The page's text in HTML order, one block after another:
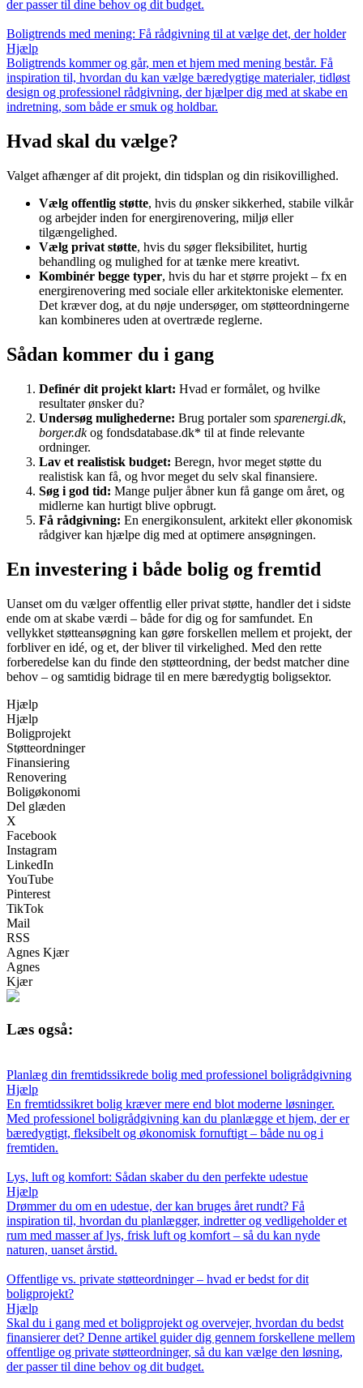
der passer til dine behov og dit budget.
Boligtrends med mening: Få rådgivning til at vælge det, der holder
Hjælp
Boligtrends kommer og går, men et hjem med mening består. Få
inspiration til, hvordan du kan vælge bæredygtige materialer, tidløst
design og professionel rådgivning, der hjælper dig med at skabe en
indretning, som både er smuk og holdbar.
Hvad skal du vælge?
Valget afhænger af dit projekt, din tidsplan og din risikovillighed.
Vælg offentlig støtte, hvis du ønsker sikkerhed, stabile vilkår
og arbejder inden for energirenovering, miljø eller
tilgængelighed.
Vælg privat støtte, hvis du søger fleksibilitet, hurtig
behandling og mulighed for at tænke mere kreativt.
Kombinér begge typer, hvis du har et større projekt – fx en
energirenovering med sociale eller arkitektoniske elementer.
Det kræver dog, at du nøje undersøger, om støtteordningerne
kan kombineres uden at overtræde reglerne.
Sådan kommer du i gang
Definér dit projekt klart: Hvad er formålet, og hvilke
resultater ønsker du?
Undersøg mulighederne: Brug portaler som sparenergi.dk,
borger.dkog fondsdatabase.dk* til at finde relevante
ordninger.
Lav et realistisk budget: Beregn, hvor meget støtte du
realistisk kan få, og hvor meget du selv skal finansiere.
Søg i god tid: Mange puljer åbner kun få gange om året, og
midlerne kan hurtigt blive opbrugt.
Få rådgivning: En energikonsulent, arkitekt eller økonomisk
rådgiver kan hjælpe dig med at optimere ansøgningen.
En investering i både bolig og fremtid
Uanset om du vælger offentlig eller privat støtte, handler det i sidste
ende om at skabe værdi – både for dig og for samfundet. En
vellykket støtteansøgning kan gøre forskellen mellem et projekt, der
forbliver en idé, og et, der bliver til virkelighed. Med den rette
forberedelse kan du finde den støtteordning, der bedst matcher dine
behov – og samtidig bidrage til en mere bæredygtig boligsektor.
Hjælp
Hjælp
Boligprojekt
Støtteordninger
Finansiering
Renovering
Boligøkonomi
Del glæden
X
Facebook
Instagram
LinkedIn
YouTube
Pinterest
TikTok
Mail
RSS
Agnes Kjær
Agnes
Kjær
Læs også:
Planlæg din fremtidssikrede bolig med professionel boligrådgivning
Hjælp
En fremtidssikret bolig kræver mere end blot moderne løsninger.
Med professionel boligrådgivning kan du planlægge et hjem, der er
bæredygtigt, fleksibelt og økonomisk fornuftigt – både nu og i
fremtiden.
Lys, luft og komfort: Sådan skaber du den perfekte udestue
Hjælp
Drømmer du om en udestue, der kan bruges året rundt? Få
inspiration til, hvordan du planlægger, indretter og vedligeholder et
rum med masser af lys, frisk luft og komfort – så du kan nyde
naturen, uanset årstid.
Offentlige vs. private støtteordninger – hvad er bedst for dit
boligprojekt?
Hjælp
Skal du i gang med et boligprojekt og overvejer, hvordan du bedst
finansierer det? Denne artikel guider dig gennem forskellene mellem
offentlige og private støtteordninger, så du kan vælge den løsning,
der passer til dine behov og dit budget.